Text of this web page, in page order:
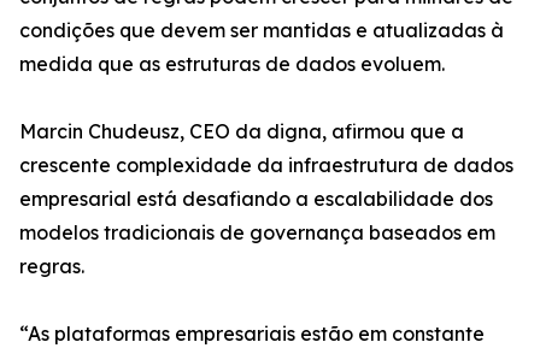
condições que devem ser mantidas e atualizadas à
medida que as estruturas de dados evoluem.
Marcin Chudeusz, CEO da digna, afirmou que a
crescente complexidade da infraestrutura de dados
empresarial está desafiando a escalabilidade dos
modelos tradicionais de governança baseados em
regras.
“As plataformas empresariais estão em constante